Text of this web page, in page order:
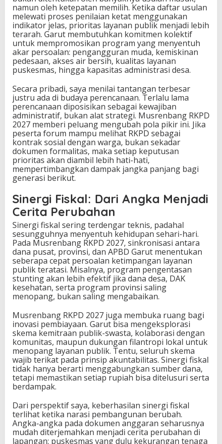
namun oleh ketepatan memilih. Ketika daftar usulan
melewati proses penilaian ketat menggunakan
indikator jelas, prioritas layanan publik menjadi lebih
terarah. Garut membutuhkan komitmen kolektif
untuk mempromosikan program yang menyentuh
akar persoalan: pengangguran muda, kemiskinan
pedesaan, akses air bersih, kualitas layanan
puskesmas, hingga kapasitas administrasi desa.
Secara pribadi, saya menilai tantangan terbesar
justru ada di budaya perencanaan. Terlalu lama
perencanaan diposisikan sebagai kewajiban
administratif, bukan alat strategi. Musrenbang RKPD
2027 memberi peluang mengubah pola pikir ini. Jika
peserta forum mampu melihat RKPD sebagai
kontrak sosial dengan warga, bukan sekadar
dokumen formalitas, maka setiap keputusan
prioritas akan diambil lebih hati-hati,
mempertimbangkan dampak jangka panjang bagi
generasi berikut.
Sinergi Fiskal: Dari Angka Menjadi
Cerita Perubahan
Sinergi fiskal sering terdengar teknis, padahal
sesungguhnya menyentuh kehidupan sehari-hari.
Pada Musrenbang RKPD 2027, sinkronisasi antara
dana pusat, provinsi, dan APBD Garut menentukan
seberapa cepat persoalan ketimpangan layanan
publik teratasi. Misalnya, program pengentasan
stunting akan lebih efektif jika dana desa, DAK
kesehatan, serta program provinsi saling
menopang, bukan saling mengabaikan.
Musrenbang RKPD 2027 juga membuka ruang bagi
inovasi pembiayaan. Garut bisa mengeksplorasi
skema kemitraan publik-swasta, kolaborasi dengan
komunitas, maupun dukungan filantropi lokal untuk
menopang layanan publik. Tentu, seluruh skema
wajib terikat pada prinsip akuntabilitas. Sinergi fiskal
tidak hanya berarti menggabungkan sumber dana,
tetapi memastikan setiap rupiah bisa ditelusuri serta
berdampak.
Dari perspektif saya, keberhasilan sinergi fiskal
terlihat ketika narasi pembangunan berubah.
Angka-angka pada dokumen anggaran seharusnya
mudah diterjemahkan menjadi cerita perubahan di
lapangan: puskesmas yang dulu kekurangan tenaga